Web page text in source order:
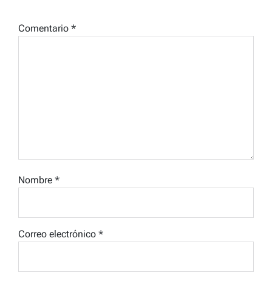
Comentario *
Nombre *
Correo electrónico *